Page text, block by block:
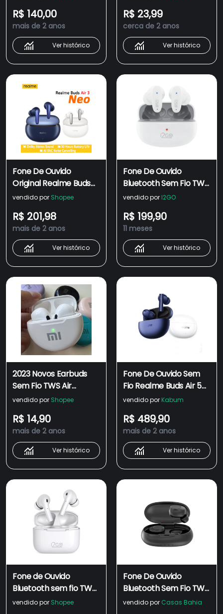
Bluetooth 5.2 Fones
Touch Control
R$ 140,00
mais de 2 anos
Ver histórico
Microfone
R$ 23,99
cerca de 2 anos
Ver histórico
Fone De Ouvido
Original Realme Buds
Air 3 NEO TWS
Cancelamento De
Ruído Sem Fio 30 Horas
De Longa Duração Da
Bateria Rma213 Para
GT 3
vendido por Shopee
R$ 201,98
mais de 2 anos
Ver histórico
Fone De Ouvido
Bluetooth Sem Fio TWS
Air Buds GO 2.0 I2GO
Carregamento - I2GO
Plus
vendido por I2GO
R$ 199,90
11 meses
Ver histórico
2023 Novos Earbuds
Sem Fio TWS Air
Bluetooth Com Fones
Pro 6
vendido por Shopee
R$ 14,90
mais de 2 anos
Ver histórico
Fone De Ouvido Sem
Fio Realme Buds Air 5
Tws, Cancelamento De
5.3, Bateria 38h, 50db
vendido por Kabum
R$ 489,90
mais de 2 anos
Ver histórico
Fone de Ouvido
Bluetooth sem fio TWS
Air Buds Go 2 i2GO com
vendido por Shopee
Fone De Ouvido
Bluetooth Sem Fio TWS
Air Buds 200 I2GO Com
vendido por Casas Bahia